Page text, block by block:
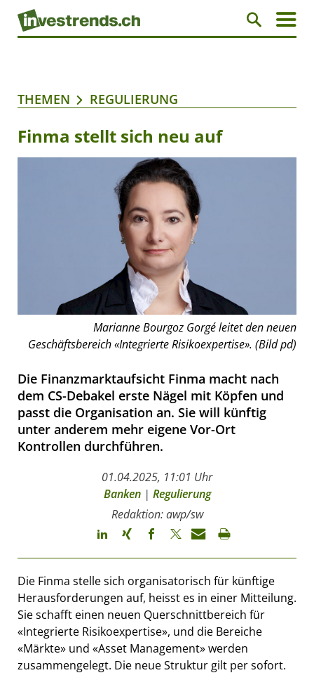
THEMEN REGULIERUNG
Finma stellt sich neu auf
Marianne Bourgoz Gorgé leitet den neuen
Geschäftsbereich «Integrierte Risikoexpertise». (Bild pd)
Die Finanzmarktaufsicht Finma macht nach
dem CS-Debakel erste Nägel mit Köpfen und
passt die Organisation an. Sie will künftig
unter anderem mehr eigene Vor-Ort
Kontrollen durchführen.
01.04.2025, 11:01 Uhr
Banken| Regulierung
Redaktion: awp/sw
Die Finma stelle sich organisatorisch für künftige
Herausforderungen auf, heisst es in einer Mitteilung.
Sie schafft einen neuen Querschnittbereich für
«Integrierte Risikoexpertise», und die Bereiche
«Märkte» und «Asset Management» werden
zusammengelegt. Die neue Struktur gilt per sofort.